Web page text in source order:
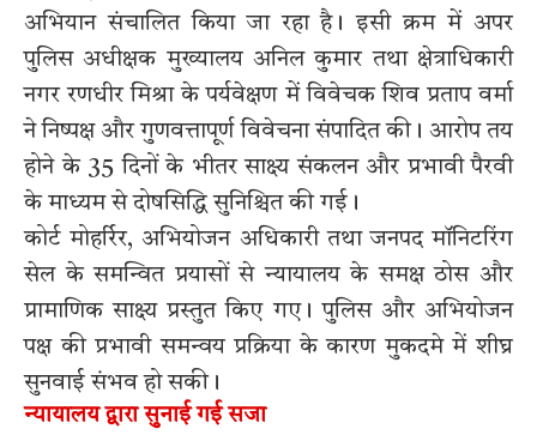
अभियान संचालित किया जा रहा है। इसी क्रम में अपर
पुलिस अधीक्षक मुख्यालय अनिल कुमार तथा क्षेत्राधिकारी
नगर रणधीर मिश्रा के पर्यवेक्षण में विवेचक शिव प्रताप वर्मा
ने निष्पक्ष और गुणवत्तापूर्ण विवेचना संपादित की। आरोप तय
होने के 35 दिनों के भीतर साक्ष्य संकलन और प्रभावी पैरवी
के माध्यम से दोषसिद्धि सुनिश्चित की गई।
कोर्ट मोहर्रिर, अभियोजन अधिकारी तथा जनपद मॉनिटरिंग
सेल के समन्वित प्रयासों से न्यायालय के समक्ष ठोस और
प्रामाणिक साक्ष्य प्रस्तुत किए गए। पुलिस और अभियोजन
पक्ष की प्रभावी समन्वय प्रक्रिया के कारण मुकदमे में शीघ्र
सुनवाई संभव हो सकी।
न्यायालय द्वारा सुनाई गई सजा